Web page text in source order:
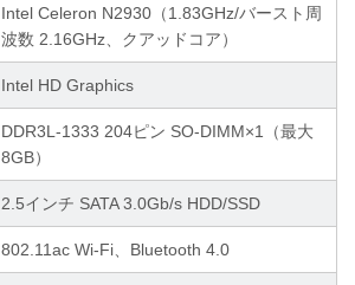
Intel Celeron N2930（1.83GHz/バースト周
波数 2.16GHz、クアッドコア）
Intel HD Graphics
DDR3L-1333 204ピン SO-DIMM×1（最大
8GB）
2.5インチ SATA 3.0Gb/s HDD/SSD
802.11ac Wi-Fi、Bluetooth 4.0